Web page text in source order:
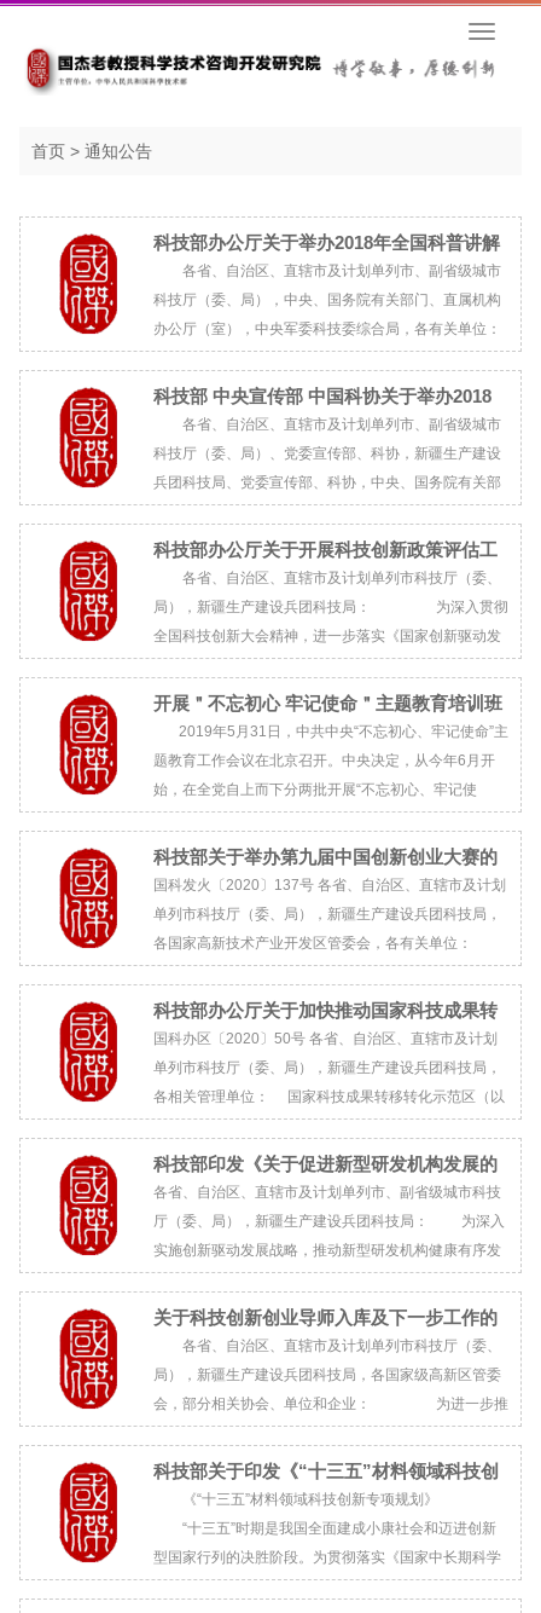
首页 > 通知公告
科技部办公厅关于举办2018年全国科普讲解
大赛的通知
各省、自治区、直辖市及计划单列市、副省级城市
科技厅（委、局），中央、国务院有关部门、直属机构
办公厅（室），中央军委科技委综合局，各有关单位：
义思想和党的十九大精神，深入实施创新驱动发...
科技部 中央宣传部 中国科协关于举办2018
年全国2018年科技活动周
各省、自治区、直辖市及计划单列市、副省级城市
科技厅（委、局）、党委宣传部、科协，新疆生产建设
兵团科技局、党委宣传部、科协，中央、国务院有关部
2018年是贯彻党的十九大精神的开局之年...
科技部办公厅关于开展科技创新政策评估工
作的通知
各省、自治区、直辖市及计划单列市科技厅（委、
局），新疆生产建设兵团科技局： 为深入贯彻
全国科技创新大会精神，进一步落实《国家创新驱动发
机制改革加快实施创新驱动发展战略的若干...
开展＂不忘初心 牢记使命＂主题教育培训班
培训信息通告
2019年5月31日，中共中央“不忘初心、牢记使命”主
题教育工作会议在北京召开。中央决定，从今年6月开
始，在全党自上而下分两批开展“不忘初心、牢记使
科技部关于举办第九届中国创新创业大赛的
通知
国科发火〔2020〕137号 各省、自治区、直辖市及计划
单列市科技厅（委、局），新疆生产建设兵团科技局，
各国家高新技术产业开发区管委会，各有关单位：
全会及中央经济工作会议精神，根据《国...
科技部办公厅关于加快推动国家科技成果转
移转化示范区建设发展的通知
国科办区〔2020〕50号 各省、自治区、直辖市及计划
单列市科技厅（委、局），新疆生产建设兵团科技局，
各相关管理单位： 国家科技成果转移转化示范区（以
科技部印发《关于促进新型研发机构发展的
指导意见》的通知
各省、自治区、直辖市及计划单列市、副省级城市科技
厅（委、局），新疆生产建设兵团科技局： 为深入
实施创新驱动发展战略，推动新型研发机构健康有序发
促进新型研发机构发展的指导意见》，现印发给你们...
关于科技创新创业导师入库及下一步工作的
通知
各省、自治区、直辖市及计划单列市科技厅（委、
局），新疆生产建设兵团科技局，各国家级高新区管委
会，部分相关协会、单位和企业： 为进一步推
施的意见》（国发[2015]32号）和《关...
科技部关于印发《“十三五”材料领域科技创
新专项规划》
《“十三五”材料领域科技创新专项规划》
“十三五”时期是我国全面建成小康社会和迈进创新
型国家行列的决胜阶段。为贯彻落实《国家中长期科学